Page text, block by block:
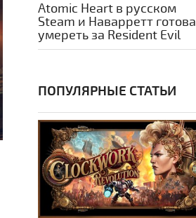
Atomic Heart в русском
Steam и Наварретт готова
умереть за Resident Evil
ПОПУЛЯРНЫЕ СТАТЬИ